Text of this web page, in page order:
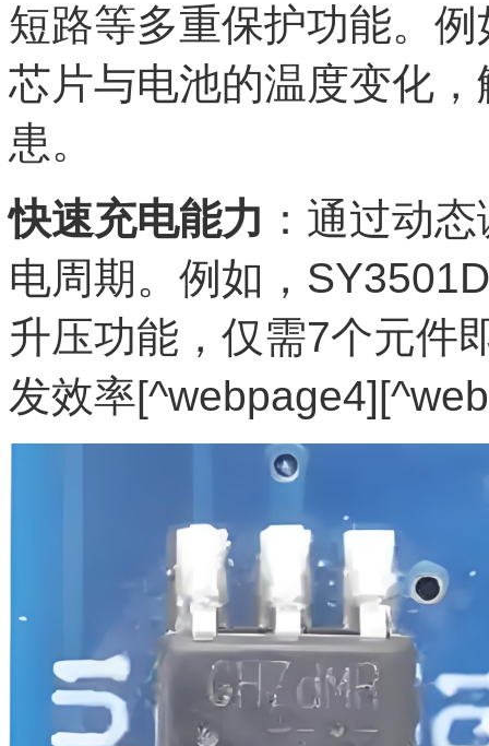
短路等多重保护功能。
芯片与电池的温度变化
患。
快速充电能力 ：通过动
电周期。例如，
升压功能，仅需7个元件
发效率